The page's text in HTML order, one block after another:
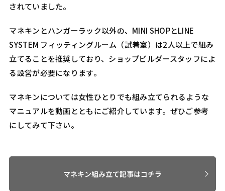
されていました。
マネキンとハンガーラック以外の、MINI SHOPとLINE
SYSTEM フィッティングルーム（試着室）は2人以上で組み
立てることを推奨しており、ショップビルダースタッフによ
る設営が必要になります。
マネキンについては女性ひとりでも組み立てられるような
マニュアルを動画とともにご紹介しています。ぜひご参考
にしてみて下さい。
マネキン組み立て記事はコチラ